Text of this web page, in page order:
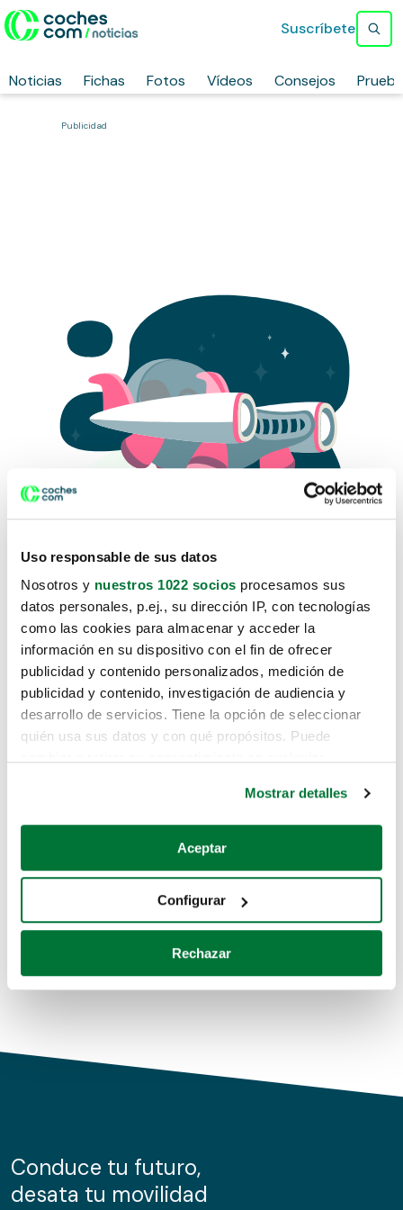
Uso responsable de sus datos
Nosotros y nuestros 1022 socios procesamos sus
datos personales, p.ej., su dirección IP, con tecnologías
como las cookies para almacenar y acceder la
información en su dispositivo con el fin de ofrecer
publicidad y contenido personalizados, medición de
publicidad y contenido, investigación de audiencia y
desarrollo de servicios. Tiene la opción de seleccionar
quién usa sus datos y con qué propósitos. Puede
Si lo permite, también quisiéramos:
Recopilar información sobre su ubicación geográfica
Identificar su dispositivo analizándolo activamente
para buscar características específicas (huellas
Obtenga más información sobre cómo se procesan sus
de cookies.
información sobre el uso que haga del sitio web con
nuestros partners de redes sociales, publicidad y análisis
Mostrar detalles
Aceptar
Configurar
Rechazar
Noticias Fichas Fotos Vídeos Consejos
Suscríbete
Publicidad
Lo sentimos, no sabemos como
te hemos traido hasta aquí.
Pero puedes encontrar el coche que estás
buscando en alguno de estos enlaces:
Coches de segunda mano
Coches de km0
Conduce tu futuro,
desata tu movilidad